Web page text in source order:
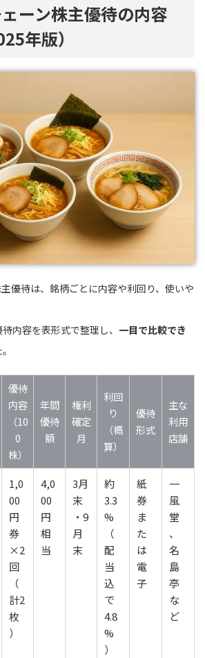
ーン株主優待の内容
年版）
優待は、銘柄ごとに内容や利回り、使いや
内容を表形式で整理し、 一目で比較でき
優待
内容
（10
0
株）
年間
優待
額
権利
確定
月
利回
り
（概
算）
優待
形式
主な
利用
店舗
1,0
00
円
券
×2
回
（
計2
枚
）
4,0
00
円
相
当
3月
末
・9
月
末
約
3.3
%
（
配
当
込
で
4.8
%
）
紙
券
ま
た
は
電
子
一
風
堂
、
名
島
亭
な
ど